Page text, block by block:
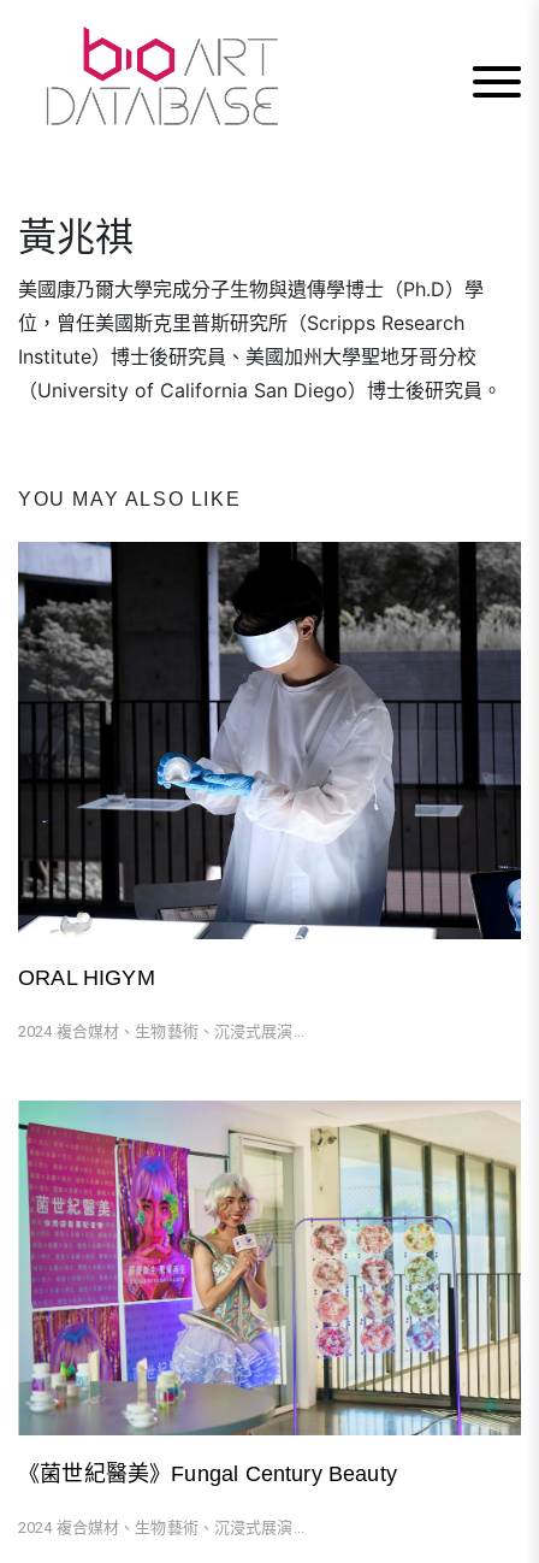
黃兆祺
美國康乃爾大學完成分子生物與遺傳學博士（Ph.D）學
位，曾任美國斯克里普斯研究所（Scripps Research
Institute）博士後研究員、美國加州大學聖地牙哥分校
（University of California San Diego）博士後研究員。
YOU MAY ALSO LIKE
ORAL HIGYM
2024 複合媒材、生物藝術、沉浸式展演...
《菌世紀醫美》Fungal Century Beauty
2024 複合媒材、生物藝術、沉浸式展演...